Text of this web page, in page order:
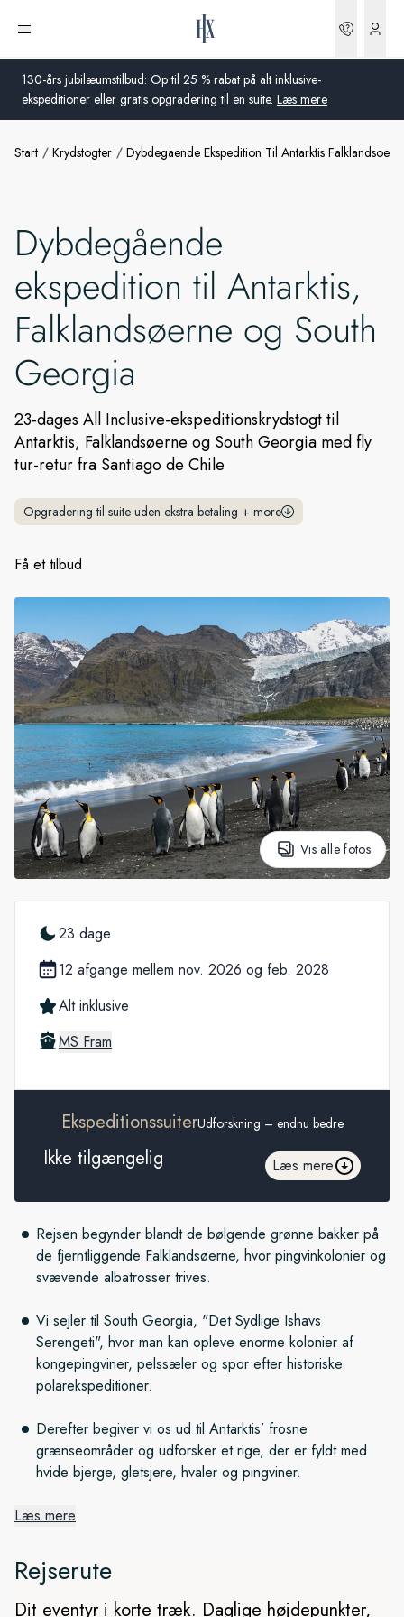
130-års jubilæumstilbud: Op til 25 % rabat på alt inklusive-
ekspeditioner eller gratis opgradering til en suite. Læs mere
Åbn menu
Storbritannien
USA
Tyskland
Schweiz
Sverige
Norge
Global
Start Krydstogter Dybdegaende Ekspedition Til Antarktis
Dybdegående
ekspedition til Antarktis,
Falklandsøerne og South
Georgia
23-dages All Inclusive-ekspeditionskrydstogt til
Antarktis, Falklandsøerne og South Georgia med fly
tur-retur fra Santiago de Chile
Opgradering til suite uden ekstra betaling + more
Få et tilbud
Vis alle fotos
Rejsen begynder blandt de bølgende grønne bakker på
de fjerntliggende Falklandsøerne, hvor pingvinkolonier og
svævende albatrosser trives.
Vi sejler til South Georgia, "Det Sydlige Ishavs
Serengeti", hvor man kan opleve enorme kolonier af
kongepingviner, pelssæler og spor efter historiske
polarekspeditioner.
Derefter begiver vi os ud til Antarktis’ frosne
grænseområder og udforsker et rige, der er fyldt med
hvide bjerge, gletsjere, hvaler og pingviner.
Eventyrlige, vilde øer
Vi sejler fra Chile for at udforske Falklandsøerne og South
Georgia, der begge er vigtige fugleområder, der vrimler med
Læs mere
23 dage
12 afgange mellem nov. 2026 og feb. 2028
Alt inklusive
MS Fram
EkspeditionssuiterUdforskning – endnu bedre
Ikke tilgængelig Læs mere
Rejserute
Dit eventyr i korte træk. Daglige højdepunkter,